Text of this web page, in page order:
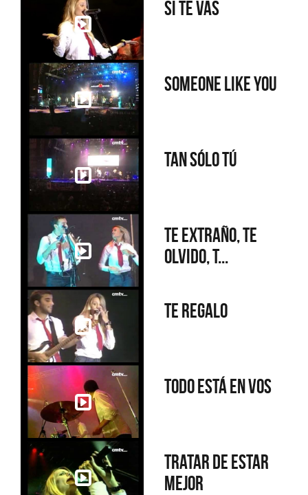
Si te vas
Someone like you
Tan sólo tú
Te extraño, te
olvido, t...
Te regalo
Todo está en vos
Tratar de estar
mejor